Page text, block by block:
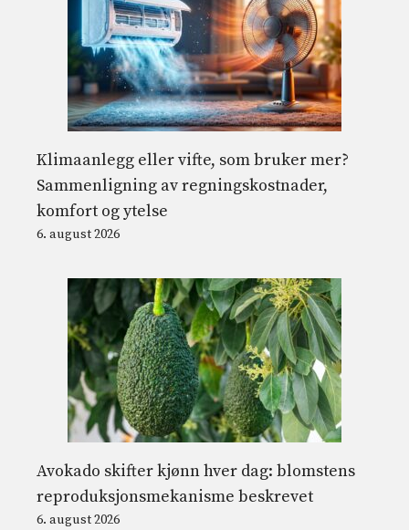
Klimaanlegg eller vifte, som bruker mer?
Sammenligning av regningskostnader,
komfort og ytelse
6. august 2026
Avokado skifter kjønn hver dag: blomstens
reproduksjonsmekanisme beskrevet
6. august 2026